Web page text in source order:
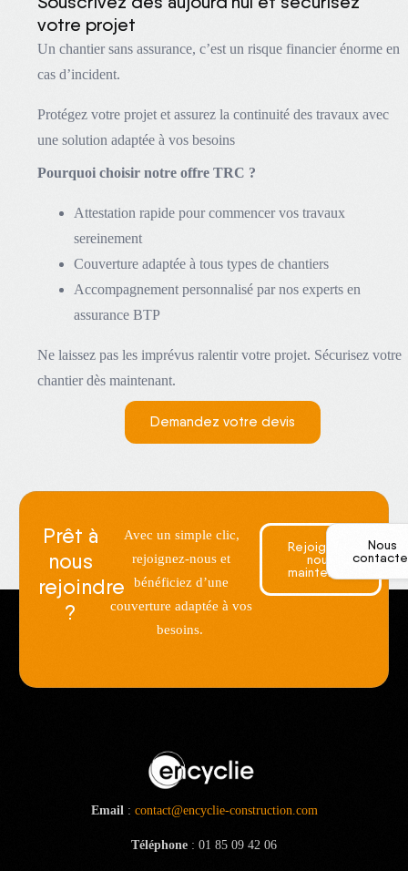
votre projet
Un chantier sans assurance, c’est un risque financier énorme en
cas d’incident.
Protégez votre projet et assurez la continuité des travaux avec
une solution adaptée à vos besoins
Pourquoi choisir notre offre TRC ?
Attestation rapide pour commencer vos travaux
sereinement
Couverture adaptée à tous types de chantiers
Accompagnement personnalisé par nos experts en
assurance BTP
Ne laissez pas les imprévus ralentir votre projet. Sécurisez votre
chantier dès maintenant.
Demandez votre devis
Prêt à
nous
rejoindre
?
Avec un simple clic,
rejoignez-nous et
bénéficiez d’une
couverture adaptée à vos
besoins.
Rejoignez-
nous
maintenant
Nous
Email : contact@encyclie-construction.com
Téléphone : 01 85 09 42 06